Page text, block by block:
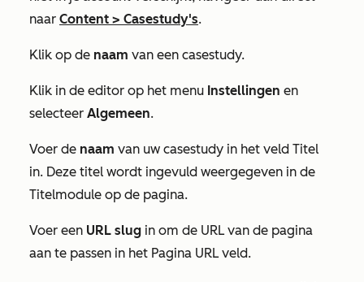
naar Content > Casestudy's.
Klik op de naam van een casestudy.
Klik in de editor op het menu Instellingen en
selecteer Algemeen.
Voer de naam van uw casestudy in het veld Titel
in. Deze titel wordt ingevuld weergegeven in de
Titelmodule op de pagina.
Voer een URL slug in om de URL van de pagina
aan te passen in het Pagina URL veld.